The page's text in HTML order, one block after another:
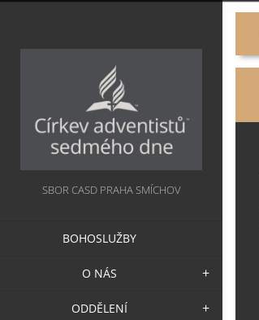
SBOR CASD PRAHA SMÍCHOV
BOHOSLUŽBY
O NÁS
ODDĚLENÍ